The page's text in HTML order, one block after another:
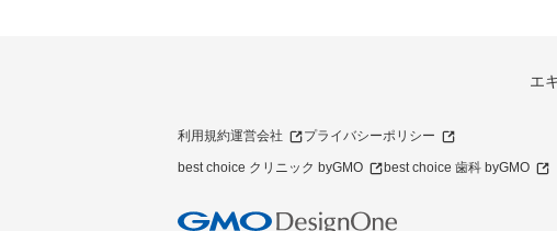
エ
利用規約運営会社 プライバシーポリシー
best choice クリニック byGMO best choice 歯科 byGMO